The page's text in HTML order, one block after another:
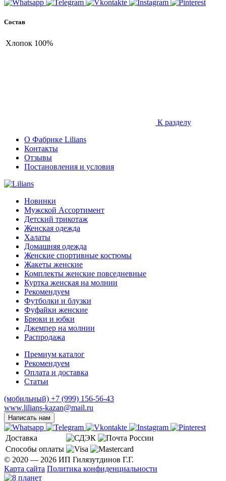
Состав
Хлопок 100%
К разделу
О Фабрике Lilians
Контакты
Отзывы
Постановления и условия
Новинки
Мужской Ассортимент
Детcкий трикотаж
Женская одежда
Халаты
Домашняя одежда
Женские спортивные костюмы
Жакеты женские
Комплекты женские повседневные
Куртка женская на молнии
Рекомендуем
Футболки и блузки
Фуфайки женские
Брюки и юбки
Джемпер на молнии
Распродажа
Премиум каталог
Рекомендуем
Оплата и доставка
Статьи
(мобильный) +7 (999) 156-56-43
www.lilians-kazan@mail.ru
Написать нам
Доставка
Способы оплаты
© 2020 — 2026 ИП Гилязутдинов Г.Г.
Карта сайта Политика конфиденциальности